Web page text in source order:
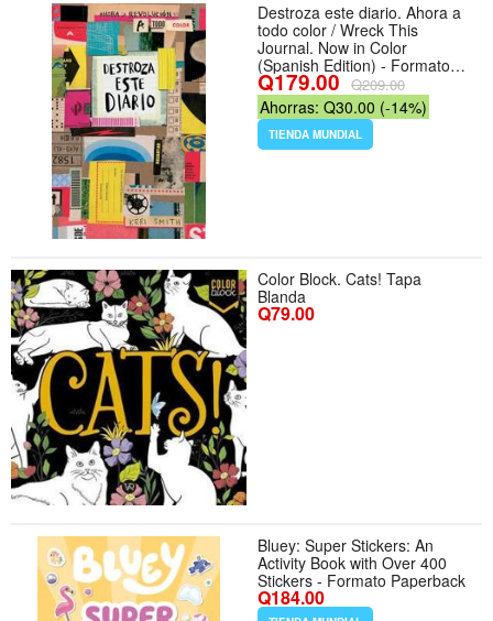
Destroza este diario. Ahora a
todo color / Wreck This
Journal. Now in Color
(Spanish Edition) - Formato
Paperback
Q179.00 Q209.00
Ahorras: Q30.00 (-14%)
TIENDA MUNDIAL
Color Block. Cats! Tapa
Blanda
Q79.00
Bluey: Super Stickers: An
Activity Book with Over 400
Stickers - Formato Paperback
Q184.00